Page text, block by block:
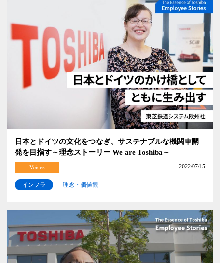
日本とドイツの文化をつなぎ、サステナブルな機関車開
発を目指す～理念ストーリー We are Toshiba～
2022/07/15
Voices
インフラ 理念・価値観